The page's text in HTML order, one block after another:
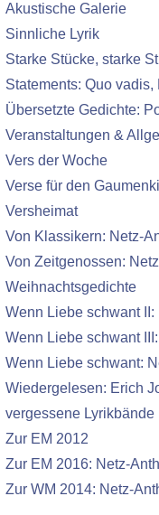
Akustische Galerie
Sinnliche Lyrik
Starke Stücke, starke
Statements: Quo vadis,
Übersetzte Gedichte:
Veranstaltungen &
Vers der Woche
Verse für den
Versheimat
Von Klassikern: Netz-
Von Zeitgenossen:
Weihnachtsgedichte
Wenn Liebe schwant
Wenn Liebe schwant
Wenn Liebe schwant:
Wiedergelesen: Erich
vergessene Lyrikbände
Zur EM 2012
Zur EM 2016: Netz-
Zur WM 2014: Netz-